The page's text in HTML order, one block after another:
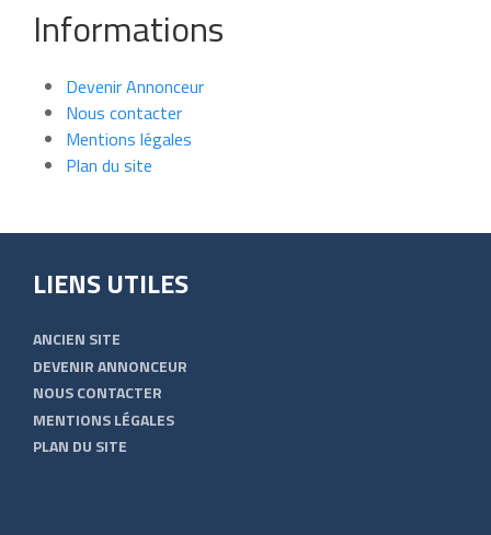
Informations
Devenir Annonceur
Nous contacter
Mentions légales
Plan du site
LIENS UTILES
ANCIEN SITE
DEVENIR ANNONCEUR
NOUS CONTACTER
MENTIONS LÉGALES
PLAN DU SITE